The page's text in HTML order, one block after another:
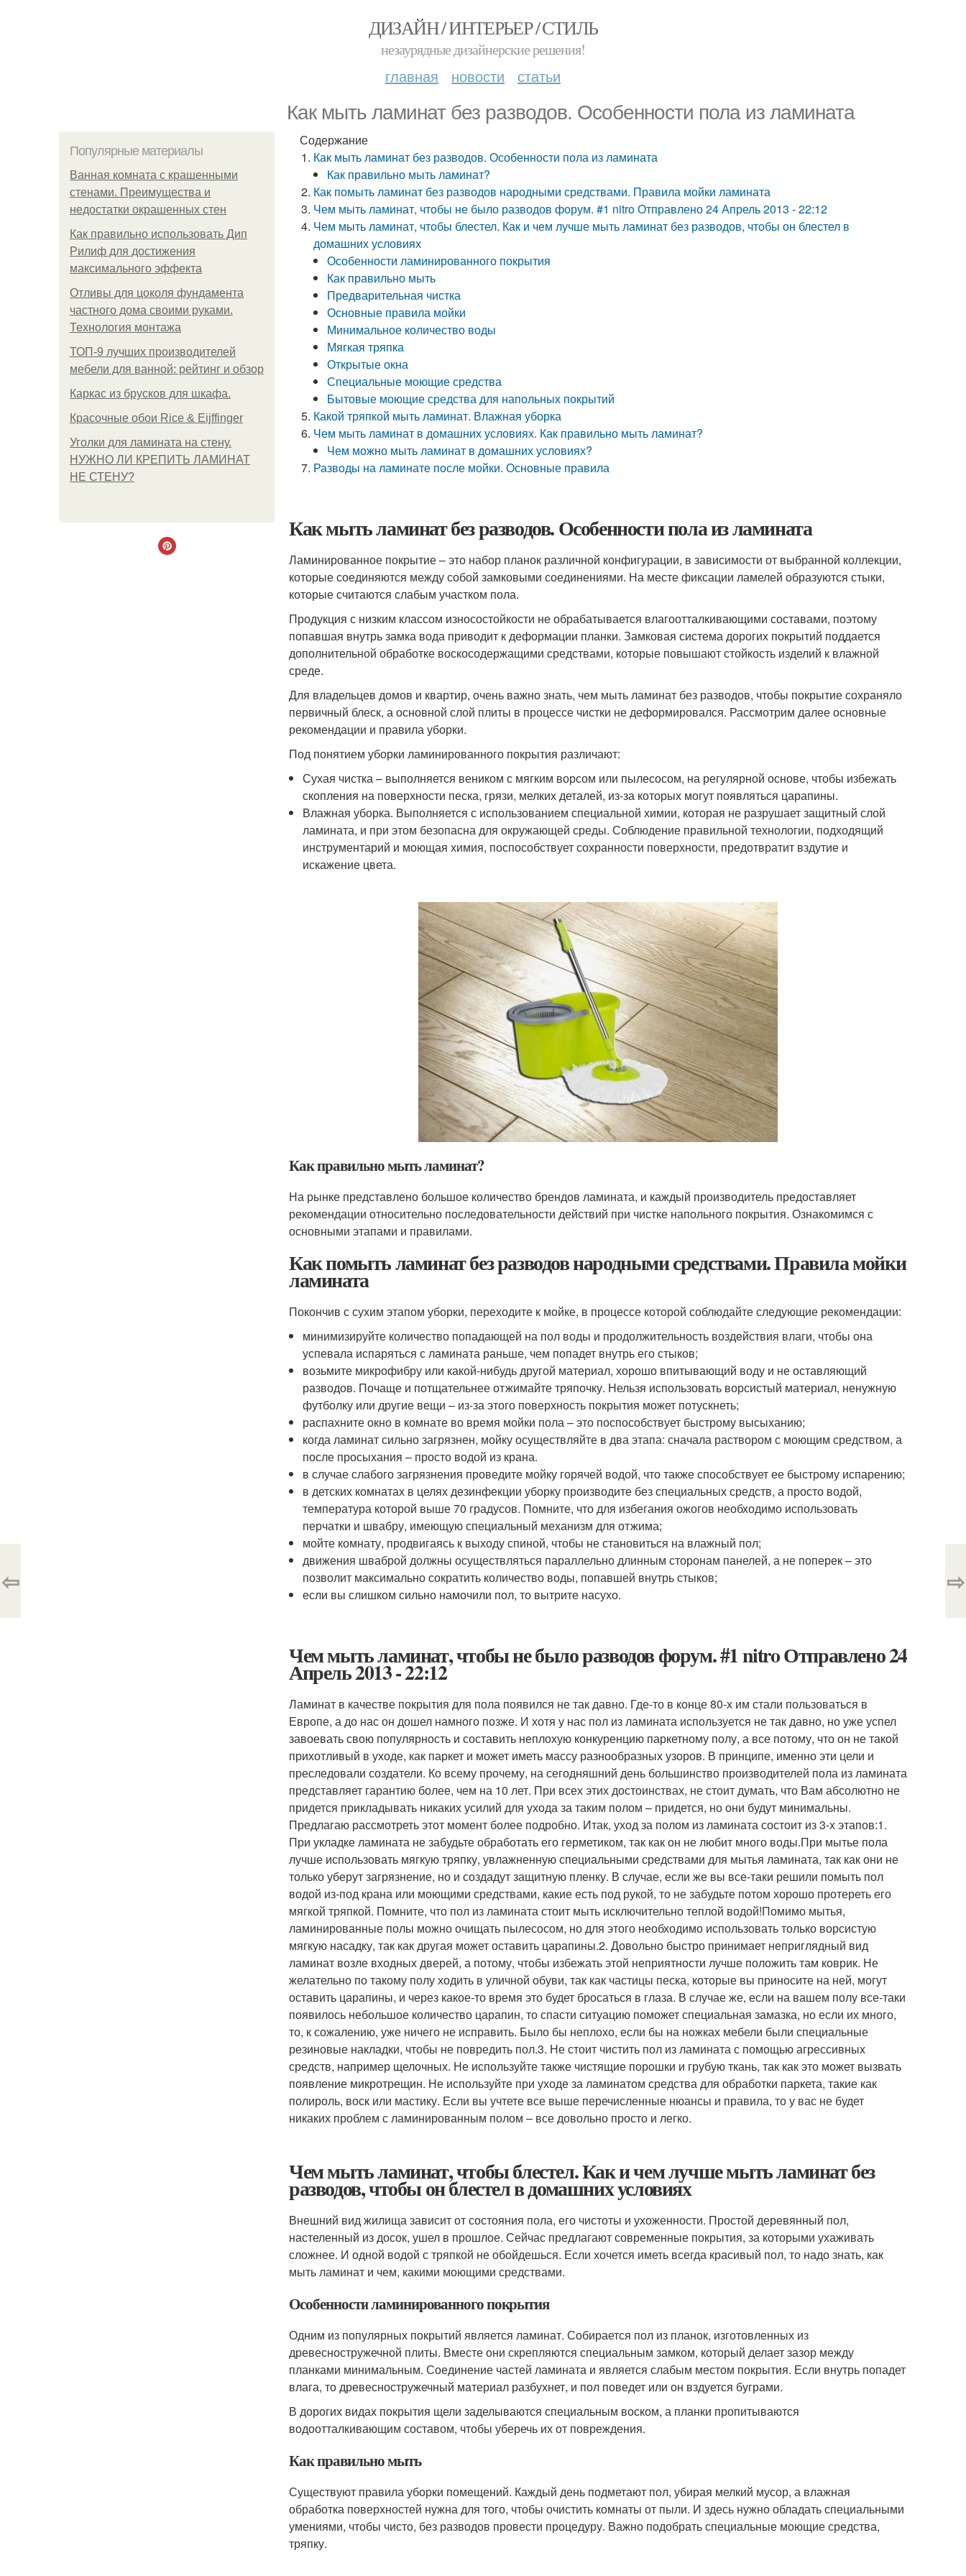
ДИЗАЙН / ИНТЕРЬЕР / СТИЛЬ
незаурядные дизайнерские решения!
главная новости статьи
Как мыть ламинат без разводов. Особенности пола из ламината
Популярные материалы
Ванная комната с крашенными
стенами. Преимущества и
недостатки окрашенных стен
Как правильно использовать Дип
Рилиф для достижения
максимального эффекта
Отливы для цоколя фундамента
частного дома своими руками.
Технология монтажа
ТОП-9 лучших производителей
мебели для ванной: рейтинг и обзор
Каркас из брусков для шкафа.
Красочные обои Rice & Eijffinger
Уголки для ламината на стену.
НУЖНО ЛИ КРЕПИТЬ ЛАМИНАТ
НЕ СТЕНУ?
Содержание
Как мыть ламинат без разводов. Особенности пола из ламината
Как правильно мыть ламинат?
Как помыть ламинат без разводов народными средствами. Правила мойки ламината
Чем мыть ламинат, чтобы не было разводов форум. #1 nitro Отправлено 24 Апрель 2013 - 22:12
Чем мыть ламинат, чтобы блестел. Как и чем лучше мыть ламинат без разводов, чтобы он блестел в
домашних условиях
Особенности ламинированного покрытия
Как правильно мыть
Предварительная чистка
Основные правила мойки
Минимальное количество воды
Мягкая тряпка
Открытые окна
Специальные моющие средства
Бытовые моющие средства для напольных покрытий
Какой тряпкой мыть ламинат. Влажная уборка
Чем мыть ламинат в домашних условиях. Как правильно мыть ламинат?
Чем можно мыть ламинат в домашних условиях?
Разводы на ламинате после мойки. Основные правила
Как мыть ламинат без разводов. Особенности пола из ламината
Ламинированное покрытие – это набор планок различной конфигурации, в зависимости от выбранной коллекции,
которые соединяются между собой замковыми соединениями. На месте фиксации ламелей образуются стыки,
которые считаются слабым участком пола.
Продукция с низким классом износостойкости не обрабатывается влагоотталкивающими составами, поэтому
попавшая внутрь замка вода приводит к деформации планки. Замковая система дорогих покрытий поддается
дополнительной обработке воскосодержащими средствами, которые повышают стойкость изделий к влажной
среде.
Для владельцев домов и квартир, очень важно знать, чем мыть ламинат без разводов, чтобы покрытие сохраняло
первичный блеск, а основной слой плиты в процессе чистки не деформировался. Рассмотрим далее основные
рекомендации и правила уборки.
Под понятием уборки ламинированного покрытия различают:
Сухая чистка – выполняется веником с мягким ворсом или пылесосом, на регулярной основе, чтобы избежать
скопления на поверхности песка, грязи, мелких деталей, из-за которых могут появляться царапины.
Влажная уборка. Выполняется с использованием специальной химии, которая не разрушает защитный слой
ламината, и при этом безопасна для окружающей среды. Соблюдение правильной технологии, подходящий
инструментарий и моющая химия, поспособствует сохранности поверхности, предотвратит вздутие и
искажение цвета.
Как правильно мыть ламинат?
На рынке представлено большое количество брендов ламината, и каждый производитель предоставляет
рекомендации относительно последовательности действий при чистке напольного покрытия. Ознакомимся с
основными этапами и правилами.
Как помыть ламинат без разводов народными средствами. Правила мойки
ламината
Покончив с сухим этапом уборки, переходите к мойке, в процессе которой соблюдайте следующие рекомендации:
минимизируйте количество попадающей на пол воды и продолжительность воздействия влаги, чтобы она
успевала испаряться с ламината раньше, чем попадет внутрь его стыков;
возьмите микрофибру или какой-нибудь другой материал, хорошо впитывающий воду и не оставляющий
разводов. Почаще и потщательнее отжимайте тряпочку. Нельзя использовать ворсистый материал, ненужную
футболку или другие вещи – из-за этого поверхность покрытия может потускнеть;
распахните окно в комнате во время мойки пола – это поспособствует быстрому высыханию;
когда ламинат сильно загрязнен, мойку осуществляйте в два этапа: сначала раствором с моющим средством, а
после просыхания – просто водой из крана.
в случае слабого загрязнения проведите мойку горячей водой, что также способствует ее быстрому испарению;
в детских комнатах в целях дезинфекции уборку производите без специальных средств, а просто водой,
температура которой выше 70 градусов. Помните, что для избегания ожогов необходимо использовать
перчатки и швабру, имеющую специальный механизм для отжима;
мойте комнату, продвигаясь к выходу спиной, чтобы не становиться на влажный пол;
движения шваброй должны осуществляться параллельно длинным сторонам панелей, а не поперек – это
позволит максимально сократить количество воды, попавшей внутрь стыков;
если вы слишком сильно намочили пол, то вытрите насухо.
Чем мыть ламинат, чтобы не было разводов форум. #1 nitro Отправлено 24
Апрель 2013 - 22:12
Ламинат в качестве покрытия для пола появился не так давно. Где-то в конце 80-х им стали пользоваться в
Европе, а до нас он дошел намного позже. И хотя у нас пол из ламината используется не так давно, но уже успел
завоевать свою популярность и составить неплохую конкуренцию паркетному полу, а все потому, что он не такой
прихотливый в уходе, как паркет и может иметь массу разнообразных узоров. В принципе, именно эти цели и
преследовали создатели. Ко всему прочему, на сегодняшний день большинство производителей пола из ламината
представляет гарантию более, чем на 10 лет. При всех этих достоинствах, не стоит думать, что Вам абсолютно не
придется прикладывать никаких усилий для ухода за таким полом – придется, но они будут минимальны.
Предлагаю рассмотреть этот момент более подробно. Итак, уход за полом из ламината состоит из 3-х этапов:1.
При укладке ламината не забудьте обработать его герметиком, так как он не любит много воды.При мытье пола
лучше использовать мягкую тряпку, увлажненную специальными средствами для мытья ламината, так как они не
только уберут загрязнение, но и создадут защитную пленку. В случае, если же вы все-таки решили помыть пол
водой из-под крана или моющими средствами, какие есть под рукой, то не забудьте потом хорошо протереть его
мягкой тряпкой. Помните, что пол из ламината стоит мыть исключительно теплой водой!Помимо мытья,
ламинированные полы можно очищать пылесосом, но для этого необходимо использовать только ворсистую
мягкую насадку, так как другая может оставить царапины.2. Довольно быстро принимает неприглядный вид
ламинат возле входных дверей, а потому, чтобы избежать этой неприятности лучше положить там коврик. Не
желательно по такому полу ходить в уличной обуви, так как частицы песка, которые вы приносите на ней, могут
оставить царапины, и через какое-то время это будет бросаться в глаза. В случае же, если на вашем полу все-таки
появилось небольшое количество царапин, то спасти ситуацию поможет специальная замазка, но если их много,
то, к сожалению, уже ничего не исправить. Было бы неплохо, если бы на ножках мебели были специальные
резиновые накладки, чтобы не повредить пол.3. Не стоит чистить пол из ламината с помощью агрессивных
средств, например щелочных. Не используйте также чистящие порошки и грубую ткань, так как это может вызвать
появление микротрещин. Не используйте при уходе за ламинатом средства для обработки паркета, такие как
полироль, воск или мастику. Если вы учтете все выше перечисленные нюансы и правила, то у вас не будет
никаких проблем с ламинированным полом – все довольно просто и легко.
Чем мыть ламинат, чтобы блестел. Как и чем лучше мыть ламинат без
разводов, чтобы он блестел в домашних условиях
Внешний вид жилища зависит от состояния пола, его чистоты и ухоженности. Простой деревянный пол,
настеленный из досок, ушел в прошлое. Сейчас предлагают современные покрытия, за которыми ухаживать
сложнее. И одной водой с тряпкой не обойдешься. Если хочется иметь всегда красивый пол, то надо знать, как
мыть ламинат и чем, какими моющими средствами.
Особенности ламинированного покрытия
Одним из популярных покрытий является ламинат. Собирается пол из планок, изготовленных из
древесностружечной плиты. Вместе они скрепляются специальным замком, который делает зазор между
планками минимальным. Соединение частей ламината и является слабым местом покрытия. Если внутрь попадет
влага, то древесностружечный материал разбухнет, и пол поведет или он вздуется буграми.
В дорогих видах покрытия щели заделываются специальным воском, а планки пропитываются
водоотталкивающим составом, чтобы уберечь их от повреждения.
Как правильно мыть
Существуют правила уборки помещений. Каждый день подметают пол, убирая мелкий мусор, а влажная
обработка поверхностей нужна для того, чтобы очистить комнаты от пыли. И здесь нужно обладать специальными
умениями, чтобы чисто, без разводов провести процедуру. Важно подобрать специальные моющие средства,
тряпку.
⇦ ⇨